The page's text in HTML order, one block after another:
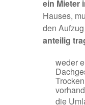
ein Mieter
Hauses,
den
anteilig
weder
die